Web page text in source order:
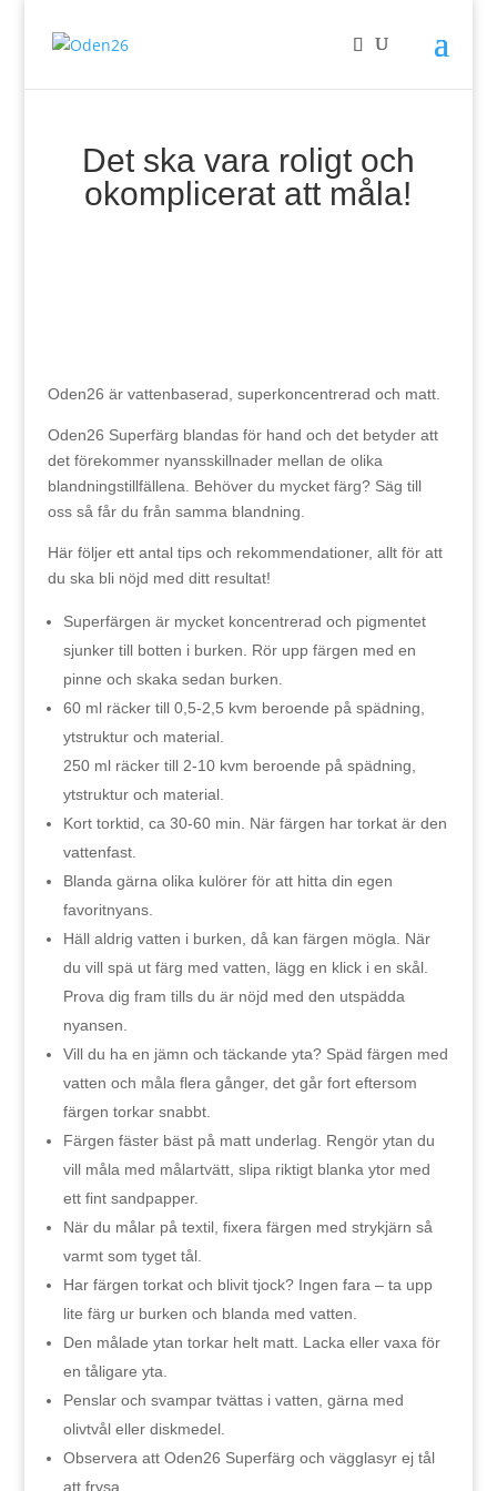
Det ska vara roligt och
okomplicerat att måla!
Oden26 är vattenbaserad, superkoncentrerad och matt.
Oden26 Superfärg blandas för hand och det betyder att
det förekommer nyansskillnader mellan de olika
blandningstillfällena. Behöver du mycket färg? Säg till
oss så får du från samma blandning.
Här följer ett antal tips och rekommendationer, allt för att
du ska bli nöjd med ditt resultat!
Superfärgen är mycket koncentrerad och pigmentet
sjunker till botten i burken. Rör upp färgen med en
pinne och skaka sedan burken.
60 ml räcker till 0,5-2,5 kvm beroende på spädning,
ytstruktur och material.
250 ml räcker till 2-10 kvm beroende på spädning,
ytstruktur och material.
Kort torktid, ca 30-60 min. När färgen har torkat är den
vattenfast.
Blanda gärna olika kulörer för att hitta din egen
favoritnyans.
Häll aldrig vatten i burken, då kan färgen mögla. När
du vill spä ut färg med vatten, lägg en klick i en skål.
Prova dig fram tills du är nöjd med den utspädda
nyansen.
Vill du ha en jämn och täckande yta? Späd färgen med
vatten och måla flera gånger, det går fort eftersom
färgen torkar snabbt.
Färgen fäster bäst på matt underlag. Rengör ytan du
vill måla med målartvätt, slipa riktigt blanka ytor med
ett fint sandpapper.
När du målar på textil, fixera färgen med strykjärn så
varmt som tyget tål.
Har färgen torkat och blivit tjock? Ingen fara – ta upp
lite färg ur burken och blanda med vatten.
Den målade ytan torkar helt matt. Lacka eller vaxa för
en tåligare yta.
Penslar och svampar tvättas i vatten, gärna med
olivtvål eller diskmedel.
Observera att Oden26 Superfärg och vägglasyr ej tål
att frysa.